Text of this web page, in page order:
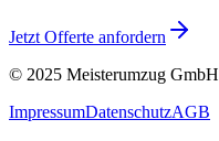
Jetzt Offerte anfordern
© 2025 Meisterumzug GmbH
ImpressumDatenschutzAGB